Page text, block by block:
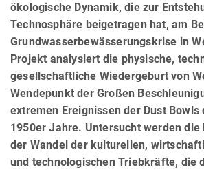
ökologische Dynamik, die zur
Technosphäre beigetragen hat, am
Grundwasserbewässerungskrise in
Projekt analysiert die physische,
gesellschaftliche Wiedergeburt von
Wendepunkt der Großen
extremen Ereignissen der Dust Bowls
1950er Jahre. Untersucht werden die
der Wandel der kulturellen,
und technologischen Triebkräfte, die